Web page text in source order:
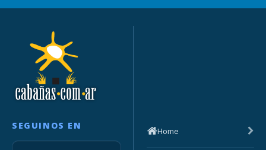
SEGUINOS EN Home